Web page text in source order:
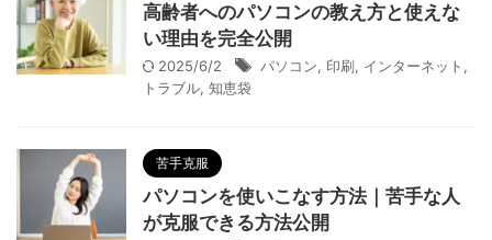
高齢者へのパソコンの教え方と使えな
い理由を完全公開
2025/6/2 パソコン, 印刷, インターネット ,
トラブル, 知恵袋
苦手克服
パソコンを使いこなす方法｜苦手な人
が克服できる方法公開